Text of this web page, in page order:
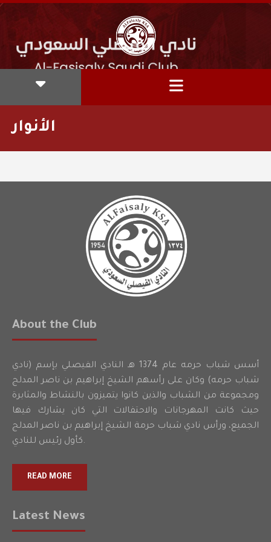
الأنوار
About the Club
أسس شباب حرمه عام 1374 هـ النادي الفيصلي بإسم (نادي
شباب حرمه) وكان على رأسهم الشيخ إبراهيم بن ناصر المدلج
ومجموعة من الشباب والذين كانوا يتميزون بالنشاط والمثابرة
حيث كانت المهرجانات والاحتفالات التي كان يشارك فيها
الجميع، ورأس نادي شباب حرمة الشيخ إبراهيم بن ناصر المدلج
كأول رئيس للنادي.
READ MORE
Latest News